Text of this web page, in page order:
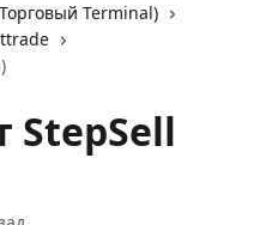
Terminal)
StepSell